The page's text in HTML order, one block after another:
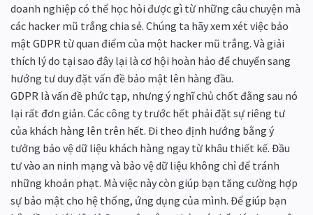
doanh nghiệp có thể học hỏi được gì từ những câu chuyện mà
các hacker mũ trắng chia sẻ. Chúng ta hãy xem xét việc bảo
mật GDPR từ quan điểm của một hacker mũ trắng. Và giải
thích lý do tại sao đây lại là cơ hội hoàn hảo để chuyển sang
hướng tư duy đặt vấn đề bảo mật lên hàng đầu.
GDPR là vấn đề phức tạp, nhưng ý nghĩ chủ chốt đằng sau nó
lại rất đơn giản. Các công ty trước hết phải đặt sự riêng tư
của khách hàng lên trên hết. Đi theo định hướng bằng ý
tưởng bảo vệ dữ liệu khách hàng ngay từ khâu thiết kế. Đầu
tư vào an ninh mạng và bảo vệ dữ liệu không chỉ để tránh
những khoản phạt. Mà việc này còn giúp bạn tăng cường hợp
sự bảo mật cho hệ thống, ứng dụng của mình. Để giúp bạn